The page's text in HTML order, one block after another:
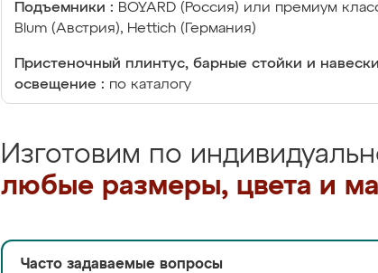
Подъемники : BOYARD (Россия) или премиум
Blum (Австрия), Hettich (Германия)
Пристеночный плинтус, барные стойки и
освещение : по каталогу
Изготовим по
любые размеры, цвета и
Часто задаваемые вопросы